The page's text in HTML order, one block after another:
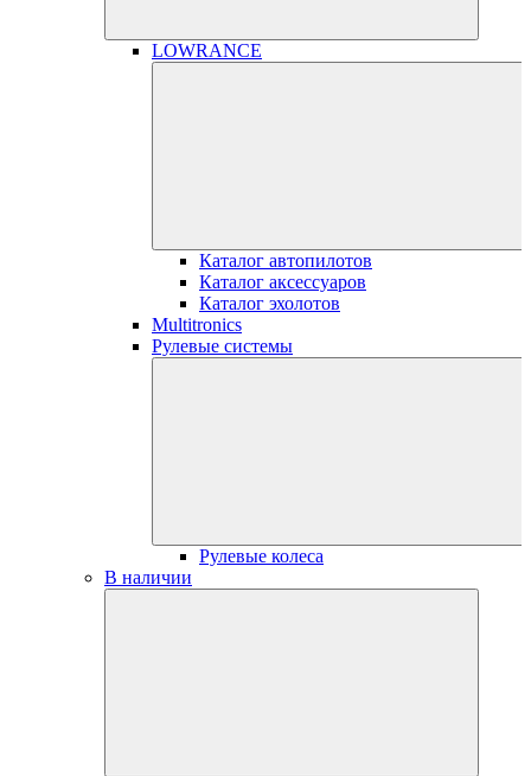
LOWRANCE
Каталог автопилотов
Каталог аксессуаров
Каталог эхолотов
Multitronics
Рулевые системы
Рулевые колеса
В наличии